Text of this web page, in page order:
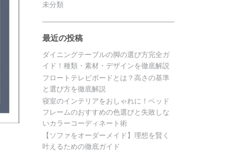
未分類
最近の投稿
ダイニングテーブルの脚の選び方完全ガ
イド！種類・素材・デザインを徹底解説
フロートテレビボードとは？高さの基準
と選び方を徹底解説
寝室のインテリアをおしゃれに！ベッド
フレームのおすすめの色選びと失敗しな
いカラーコーディネート術
【ソファをオーダーメイド】理想を賢く
叶えるための徹底ガイド